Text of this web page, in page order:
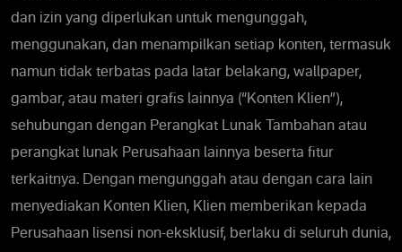
dan izin yang diperlukan untuk mengunggah,
menggunakan, dan menampilkan setiap konten, termasuk
namun tidak terbatas pada latar belakang, wallpaper,
gambar, atau materi grafis lainnya (“Konten Klien”),
sehubungan dengan Perangkat Lunak Tambahan atau
perangkat lunak Perusahaan lainnya beserta fitur
terkaitnya. Dengan mengunggah atau dengan cara lain
menyediakan Konten Klien, Klien memberikan kepada
Perusahaan lisensi non-eksklusif, berlaku di seluruh dunia,